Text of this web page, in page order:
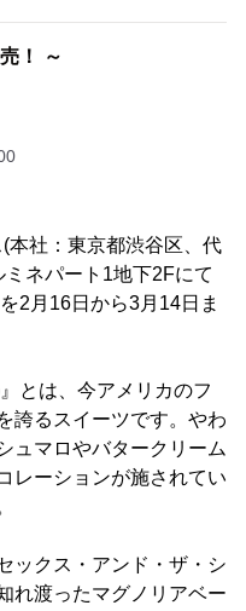
！ ～
社：東京都渋谷区、代
ネパート1地下2Fにて
2月16日から3月14日ま
とは、今アメリカのフ
誇るスイーツです。やわ
ュマロやバタークリーム
レーションが施されてい
ックス・アンド・ザ・シ
れ渡ったマグノリアベー